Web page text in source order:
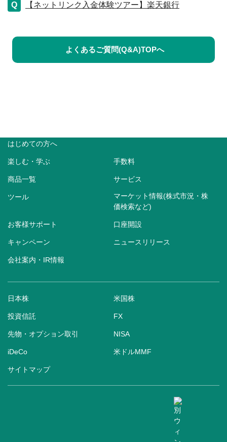
【ネットリンク入金体験ツアー】楽天銀行
よくあるご質問(Q&A)TOPへ
はじめての方へ
楽しむ・学ぶ 手数料
商品一覧 サービス
ツール
マーケット情報(株式市況・株
価検索など)
お客様サポート 口座開設
キャンペーン ニュースリリース
会社案内・IR情報
日本株 米国株
投資信託 FX
先物・オプション取引 NISA
iDeCo 米ドルMMF
サイトマップ